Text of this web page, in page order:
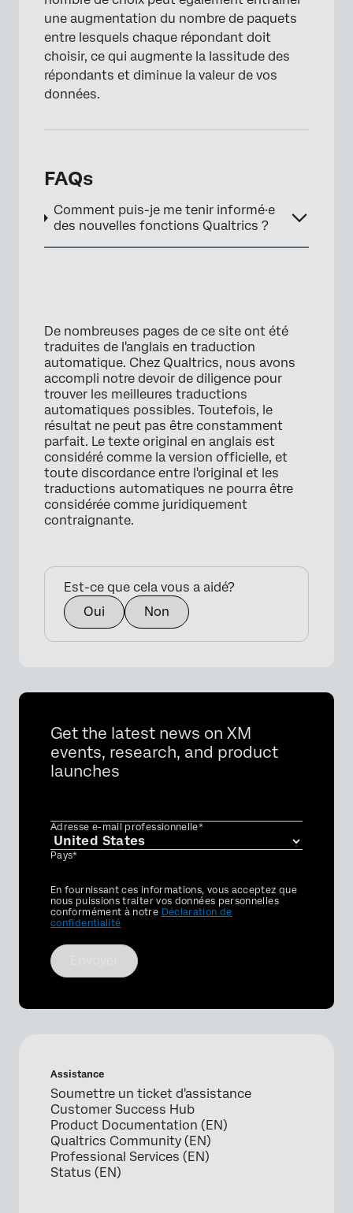
une augmentation du nombre de paquets
entre lesquels chaque répondant doit
choisir, ce qui augmente la lassitude des
répondants et diminue la valeur de vos
données.
FAQs
Comment puis-je me tenir informé·e
des nouvelles fonctions Qualtrics ?
De nombreuses pages de ce site ont été
traduites de l'anglais en traduction
automatique. Chez Qualtrics, nous avons
accompli notre devoir de diligence pour
trouver les meilleures traductions
automatiques possibles. Toutefois, le
résultat ne peut pas être constamment
parfait. Le texte original en anglais est
considéré comme la version officielle, et
toute discordance entre l'original et les
traductions automatiques ne pourra être
considérée comme juridiquement
contraignante.
Est-ce que cela vous a aidé?
Oui
Non
Get the latest news on XM
events, research, and product
launches
Adresse e-mail professionnelle*
Pays*
Privacy
Optin
En fournissant ces informations, vous acceptez que
nous puissions traiter vos données personnelles
conformément à notre Déclaration de
confidentialité
Assistance
Soumettre un ticket d'assistance
Customer Success Hub
Product Documentation (EN)
Qualtrics Community (EN)
Professional Services (EN)
Status (EN)